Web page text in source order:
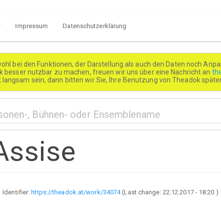
Impressum Datenschutzerklärung
bei den Funktionen, der Darstellung als auch den Daten noch
besser nutzbar zu machen, freuen wir uns über eine Nachricht an
sein, dann bitten wir Sie, Ihre Benutzung von Theadok
Identifier:https://theadok.at/work/34074(Last change: 22.12.2017 - 18:20 )